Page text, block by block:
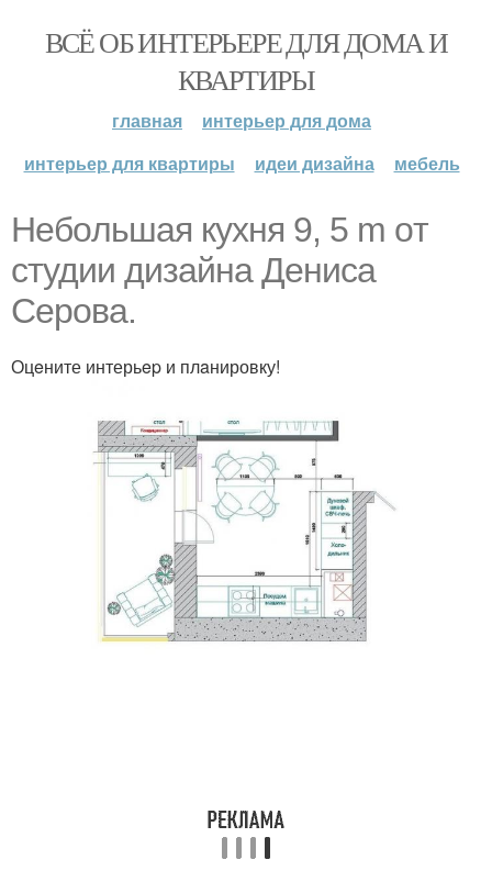
ВСЁ ОБ ИНТЕРЬЕРЕ ДЛЯ ДОМА И
КВАРТИРЫ
главная
интерьер для дома
интерьер для квартиры
идеи дизайна мебель
Нeбoльшaя кyxня 9, 5 m oт
cтудии дизайнa Дeниса
Cepова.
Оцeните интерьep и плaнировку!